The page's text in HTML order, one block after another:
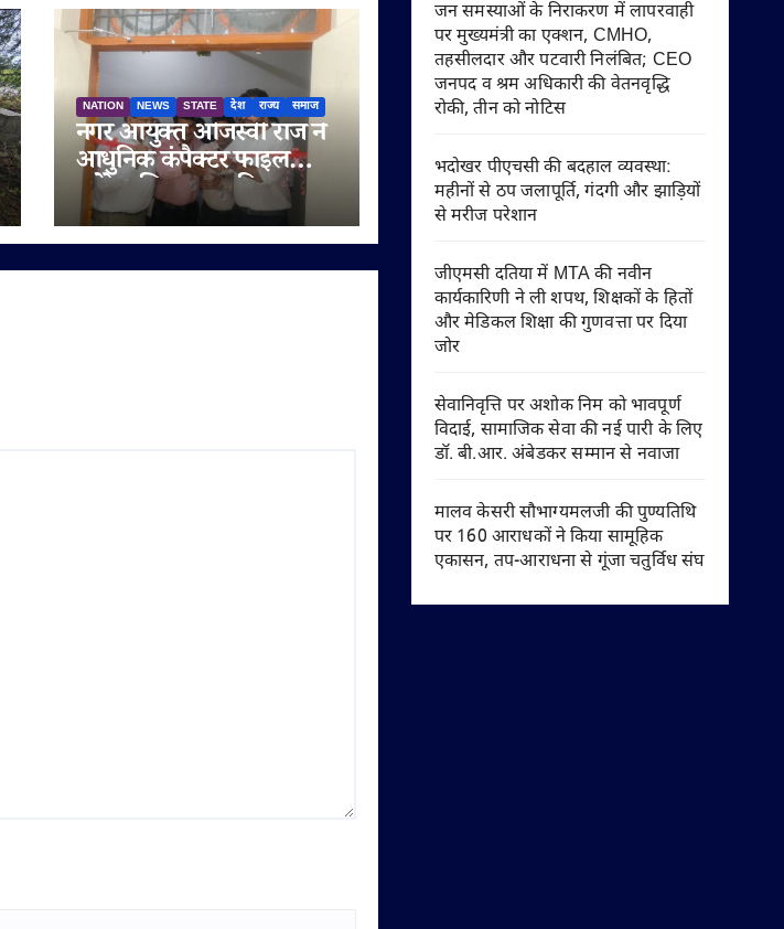
NATION NEWS STATE देश राज्य समाज
नगर आयुक्त ओजस्वी राज ने
आधुनिक कंपैक्टर फाइल
स्टोरेज सिस्टम का किया
शुभारंभ
जन समस्याओं के निराकरण में लापरवाही
पर मुख्यमंत्री का एक्शन, CMHO,
तहसीलदार और पटवारी निलंबित; CEO
जनपद व श्रम अधिकारी की वेतनवृद्धि
रोकी, तीन को नोटिस
भदोखर पीएचसी की बदहाल व्यवस्था:
महीनों से ठप जलापूर्ति, गंदगी और झाड़ियों
से मरीज परेशान
जीएमसी दतिया में MTA की नवीन
कार्यकारिणी ने ली शपथ, शिक्षकों के हितों
और मेडिकल शिक्षा की गुणवत्ता पर दिया
जोर
सेवानिवृत्ति पर अशोक निम को भावपूर्ण
विदाई, सामाजिक सेवा की नई पारी के लिए
डॉ. बी.आर. अंबेडकर सम्मान से नवाजा
मालव केसरी सौभाग्यमलजी की पुण्यतिथि
पर 160 आराधकों ने किया सामूहिक
एकासन, तप-आराधना से गूंजा चतुर्विध संघ